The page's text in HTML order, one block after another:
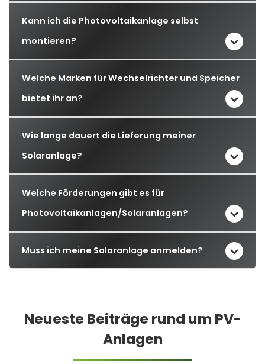
Kann ich die Photovoltaikanlage selbst
montieren?
Welche Marken für Wechselrichter und Speicher
bietet ihr an?
Wie lange dauert die Lieferung meiner
Solaranlage?
Welche Förderungen gibt es für
Photovoltaikanlagen/Solaranlagen?
Muss ich meine Solaranlage anmelden?
Neueste Beiträge rund um PV-
Anlagen